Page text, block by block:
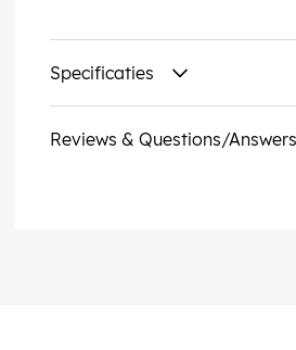
Knikbescherming: dubbelzijdig
Binnenader, materiaal: CU (koper)
Specificaties
Reviews & Questions/Answers